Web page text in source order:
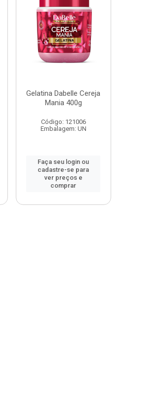
Gelatina Dabelle Cereja
Mania 400g
Código: 121006
Embalagem: UN
Faça seu login ou
cadastre-se para
ver preços e
comprar